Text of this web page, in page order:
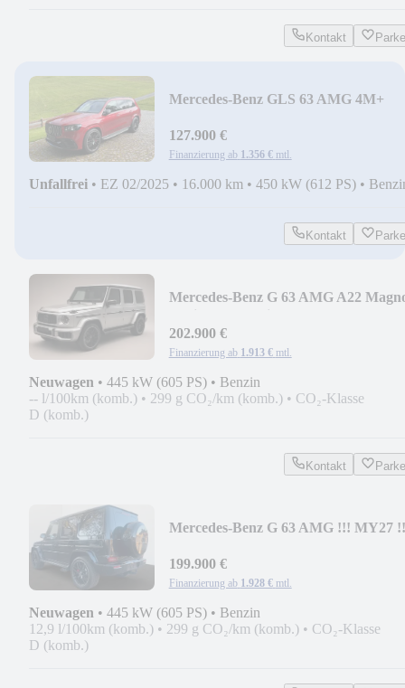
Kontakt
Mercedes-Benz GLS 63 AMG 4M+
127.900 €
Finanzierung ab 1.356 € mtl.
Unfallfrei • EZ 02/2025 • 16.000 km • 450 kW (612 PS) •
Kontakt
Mercedes-Benz G 63 AMG A22
202.900 €
Finanzierung ab 1.913 € mtl.
Neuwagen • 445 kW (605 PS) • Benzin
-- l/100km (komb.) • 299 g CO₂/km (komb.) • CO₂-Klasse
D (komb.)
Kontakt
Mercedes-Benz G 63 AMG !!! MY27
199.900 €
Finanzierung ab 1.928 € mtl.
Neuwagen • 445 kW (605 PS) • Benzin
12,9 l/100km (komb.) • 299 g CO₂/km (komb.) • CO₂-Klasse
D (komb.)